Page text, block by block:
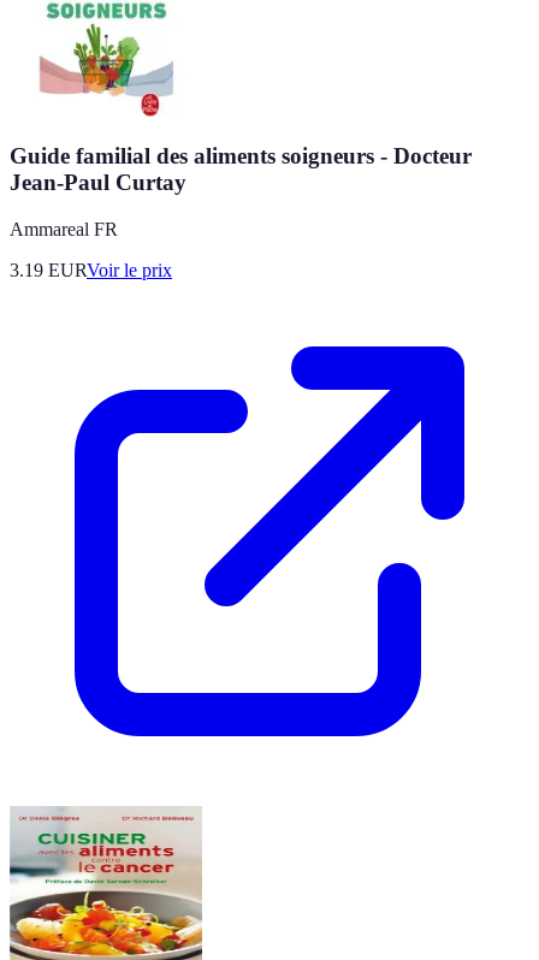
Guide familial des aliments soigneurs - Docteur
Jean-Paul Curtay
Ammareal FR
3.19 EURVoir le prix